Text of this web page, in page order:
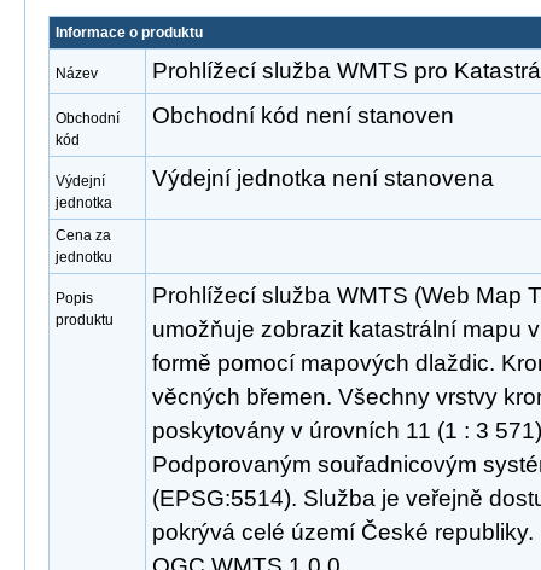
Informace o produktu
Název Prohlížecí služba WMTS pro
Obchodní
kód
Obchodní kód není stanoven
Výdejní
jednotka
Výdejní jednotka není stanovena
Cena za
jednotku
Popis
produktu
Prohlížecí služba WMTS (Web Map
umožňuje zobrazit katastrální mapu
formě pomocí mapových dlaždic.
věcných břemen. Všechny vrstvy
poskytovány v úrovních 11 (1 : 3
Podporovaným souřadnicovým
(EPSG:5514). Služba je veřejně
pokrývá celé území České